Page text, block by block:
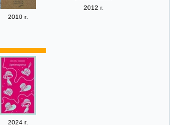
2010 г.
2012 г.
2024 г.